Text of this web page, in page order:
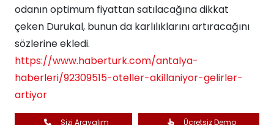
odanın optimum fiyattan satılacağına dikkat
çeken Durukal, bunun da karlılıklarını artıracağını
sözlerine ekledi.
https://www.haberturk.com/antalya-
haberleri/92309515-oteller-akillaniyor-gelirler-
artiyor
Sizi Arayalım Ücretsiz Demo